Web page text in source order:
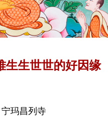
生生世世的好因缘
宁玛昌列寺